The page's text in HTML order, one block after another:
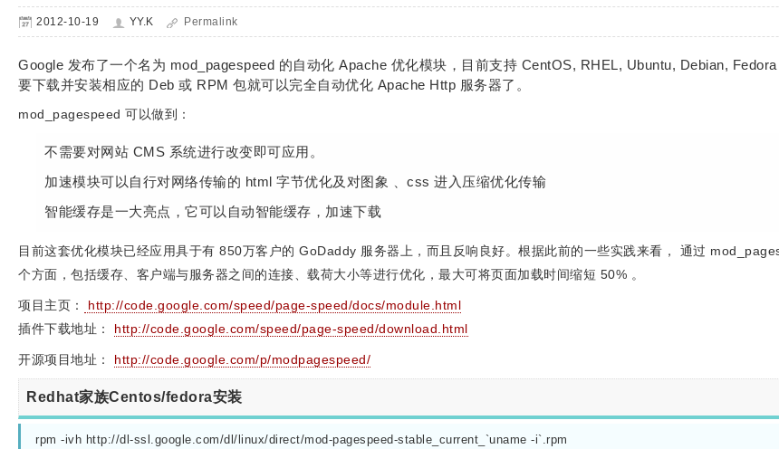
2012-10-19 YY.K Permalink
Google 发布了一个名为 mod_pagespeed 的自动化 Apache 优化模块，目前支持 CentOS, RHEL, Ubuntu, Debian,
要下载并安装相应的 Deb 或 RPM 包就可以完全自动优化 Apache Http 服务器了。
mod_pagespeed 可以做到：
不需要对网站 CMS 系统进行改变即可应用。
加速模块可以自行对网络传输的 html 字节优化及对图象 、css 进入压缩优化传输
智能缓存是一大亮点，它可以自动智能缓存，加速下载
目前这套优化模块已经应用具于有 850万客户的 GoDaddy 服务器上，而且反响良好。根据此前的一些实践来看， 通过
个方面，包括缓存、客户端与服务器之间的连接、载荷大小等进行优化，最大可将页面加载时间缩短 50% 。
项目主页：
http://code.google.com/speed/page-speed/docs/module.html
插件下载地址： http://code.google.com/speed/page-speed/download.html
开源项目地址： http://code.google.com/p/modpagespeed/
Redhat家族Centos/fedora安装
rpm -ivh http://dl-ssl.google.com/dl/linux/direct/mod-pagespeed-stable_current_`uname -i`.rpm